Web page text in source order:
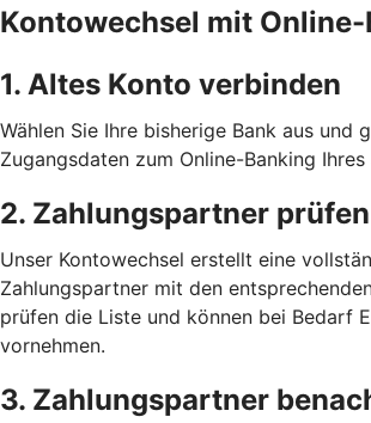
Kontowechsel mit
1. Altes Konto verbinden
Wählen Sie Ihre bisherige Bank aus und
Zugangsdaten zum Online-Banking
2. Zahlungspartner prüfen
Unser Kontowechsel erstellt eine
Zahlungspartner mit den
prüfen die Liste und können bei Bedarf
vornehmen.
3. Zahlungspartner